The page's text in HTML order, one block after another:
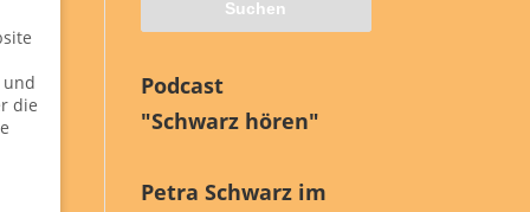
Podcast
"Schwarz hören"
Petra Schwarz im
und
die